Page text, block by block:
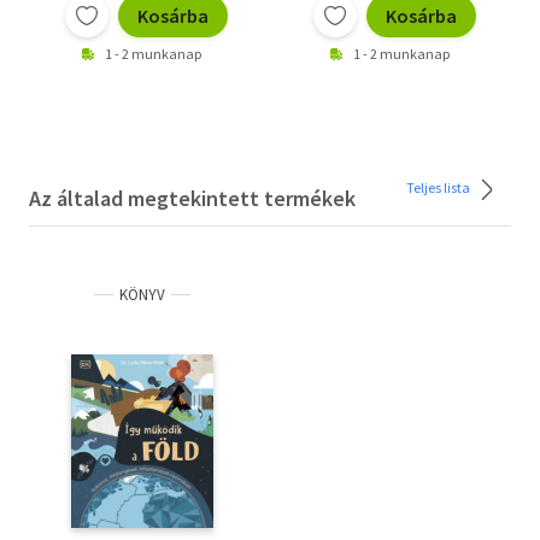
Kosárba
1 - 2 munkanap
Kosárba
1 - 2 munkanap
Az általad megtekintett termékek Teljes lista
KÖNYV